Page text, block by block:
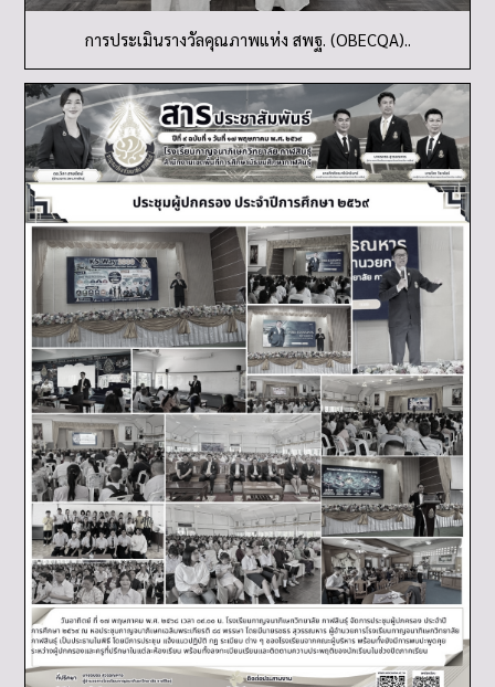
การประเมินรางวัลคุณภาพแห่ง สพฐ. (OBECQA)..